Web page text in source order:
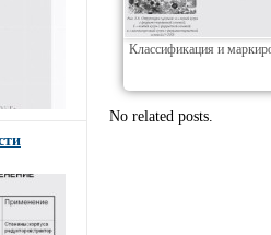
Классификация и
No related posts.